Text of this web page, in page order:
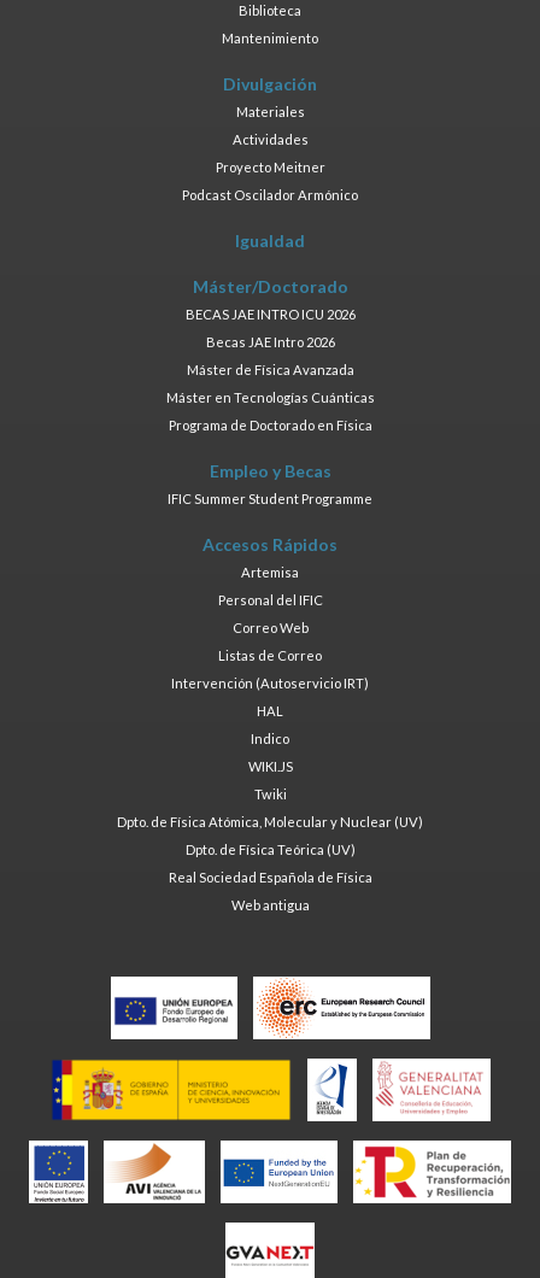
Biblioteca
Mantenimiento
Divulgación
Materiales
Actividades
Proyecto Meitner
Podcast Oscilador Armónico
Igualdad
Máster/Doctorado
BECAS JAE INTRO ICU 2026
Becas JAE Intro 2026
Máster de Física Avanzada
Máster en Tecnologías Cuánticas
Programa de Doctorado en Física
Empleo y Becas
IFIC Summer Student Programme
Accesos Rápidos
Artemisa
Personal del IFIC
Correo Web
Listas de Correo
Intervención (Autoservicio IRT)
HAL
Indico
WIKI.JS
Twiki
Dpto. de Física Atómica, Molecular y Nuclear (UV)
Dpto. de Física Teórica (UV)
Real Sociedad Española de Física
Web antigua